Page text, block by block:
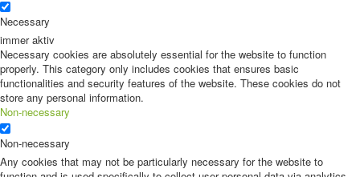
Necessary
immer aktiv
Necessary cookies are absolutely essential for the website to function
properly. This category only includes cookies that ensures basic
functionalities and security features of the website. These cookies do not
store any personal information.
Non-necessary
Non-necessary
Any cookies that may not be particularly necessary for the website to